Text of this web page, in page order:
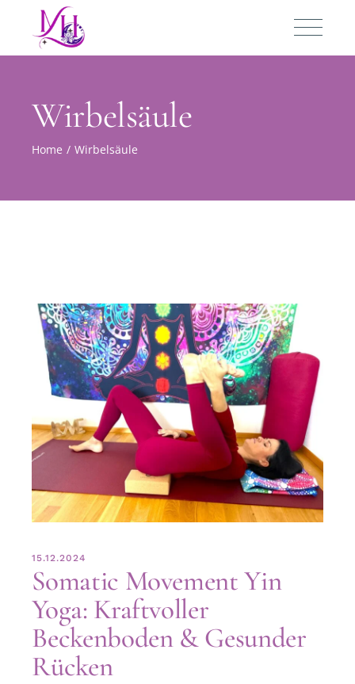
Wirbelsäule
Home Wirbelsäule
15.12.2024
Somatic Movement Yin
Yoga: Kraftvoller
Beckenboden & Gesunder
Rücken